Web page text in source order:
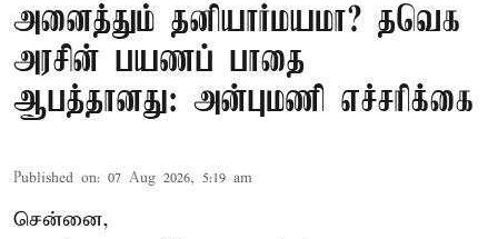
அனைத்தும் தனியார்மயமா? தவெக
அரசின் பயணப் பாதை
ஆபத்தானது: அன்புமணி எச்சரிக்கை
Published on: 07 Aug 2026, 5:19 am
சென்னை,